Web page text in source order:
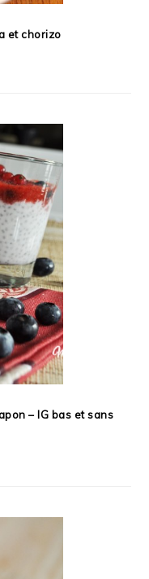
et chorizo
– IG bas et sans